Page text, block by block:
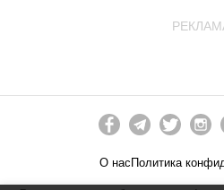
О нас Политика